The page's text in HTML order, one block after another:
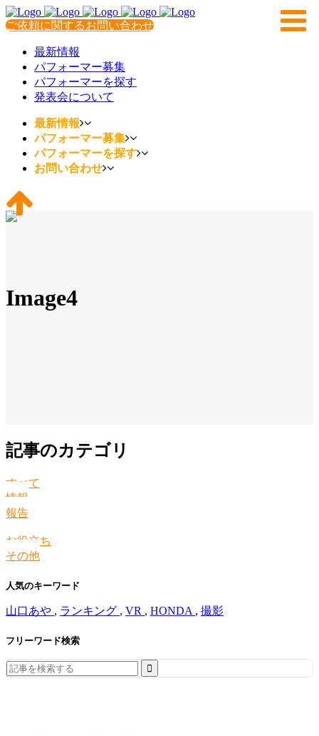
ご依頼に関するお問い合わせ
最新情報
パフォーマー募集
パフォーマーを探す
発表会について
最新情報
パフォーマー募集
パフォーマーを探す
お問い合わせ
Image4
記事のカテゴリ
すべて
情報
報告
お役立ち
その他
人気のキーワード
山口あや , ランキング , VR , HONDA , 撮影
フリーワード検索
Search
for: